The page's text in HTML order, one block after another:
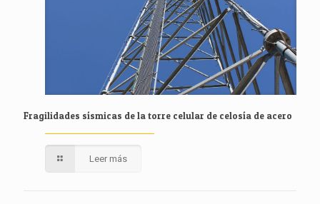
Fragilidades sísmicas de la torre celular de celosía de acero
Leer más